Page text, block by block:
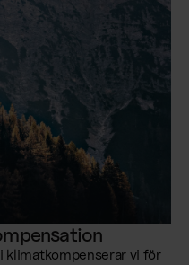
klimatkompenserar vi för